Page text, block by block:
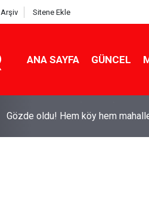
Arşiv Sitene Ekle
ANA SAYFA GÜNCEL
Gözde oldu! Hem köy hem